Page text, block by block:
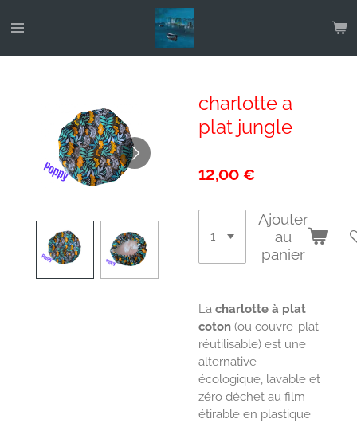
au
charlotte a
plat jungle
12,00 €
Ajouter
au
panier
La charlotte à plat
coton (ou couvre-plat
réutilisable) est une
alternative
écologique, lavable et
zéro déchet au film
étirable en plastique